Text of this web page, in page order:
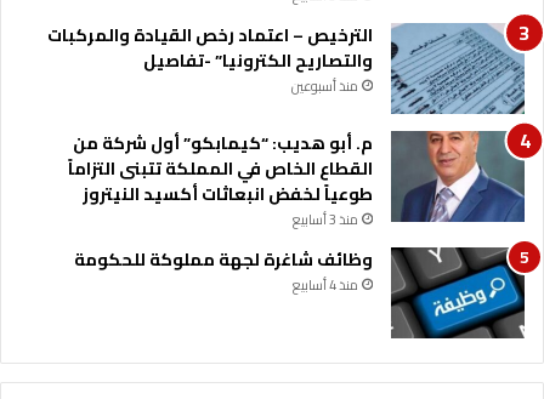
ل
خ
ص
م
"
ح
يّ
ا
ك
"
الترخيص – اعتماد رخص القيادة والمركبات
والتصاريح الكترونيا” -تفاصيل
منذ أسبوعين
م. أبو هديب: “كيمابكو” أول شركة من
القطاع الخاص في المملكة تتبنى التزاماً
طوعياً لخفض انبعاثات أكسيد النيتروز
منذ 3 أسابيع
وظائف شاغرة لجهة مملوكة للحكومة
منذ 4 أسابيع